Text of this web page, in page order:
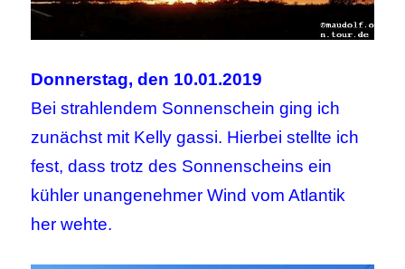
Donnerstag, den 10.01.2019
Bei strahlendem Sonnenschein ging ich
zunächst mit Kelly gassi. Hierbei stellte ich
fest, dass trotz des Sonnenscheins ein
kühler unangenehmer Wind vom Atlantik
her wehte.